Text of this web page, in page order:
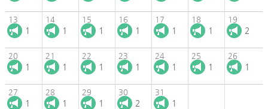
13
1
14
1
15
1
16
1
17
1
18
1
19
2
20
1
21
1
22
1
23
1
24
1
25
1
26
1
27
1
28
1
29
1
30
2
31
1